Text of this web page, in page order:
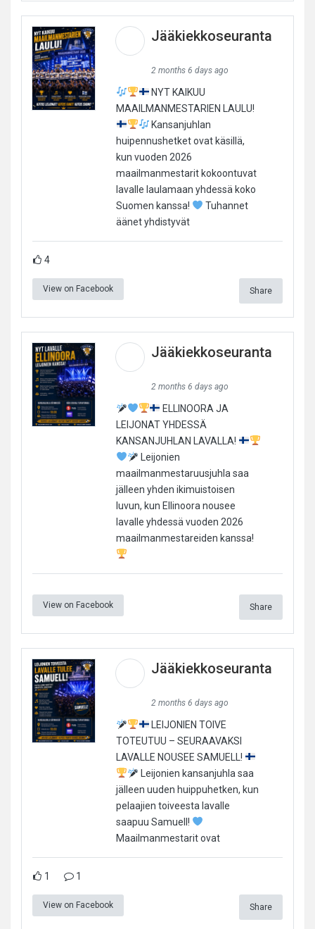
Jääkiekkoseuranta
2 months 6 days ago
NYT KAIKUU
MAAILMANMESTARIEN LAULU!
Kansanjuhlan
huipennushetket ovat käsillä,
kun vuoden 2026
maailmanmestarit kokoontuvat
lavalle laulamaan yhdessä koko
Suomen kanssa!
Tuhannet
äänet yhdistyvät
4
View on Facebook Share
Jääkiekkoseuranta
2 months 6 days ago
ELLINOORA JA
LEIJONAT YHDESSÄ
KANSANJUHLAN LAVALLA!
Leijonien
maailmanmestaruusjuhla saa
jälleen yhden ikimuistoisen
luvun, kun Ellinoora nousee
lavalle yhdessä vuoden 2026
maailmanmestareiden kanssa!
View on Facebook Share
Jääkiekkoseuranta
2 months 6 days ago
LEIJONIEN TOIVE
TOTEUTUU – SEURAAVAKSI
LAVALLE NOUSEE SAMUELL!
Leijonien kansanjuhla saa
jälleen uuden huippuhetken, kun
pelaajien toiveesta lavalle
saapuu Samuell!
Maailmanmestarit ovat
1 1
View on Facebook Share